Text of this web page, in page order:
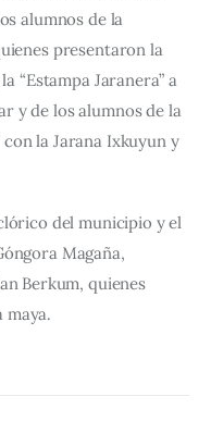
alumnos de la
presentaron la
“Estampa Jaranera” a
y de los alumnos de la
con la Jarana Ixkuyun y
del municipio y el
Magaña,
Berkum, quienes
maya.